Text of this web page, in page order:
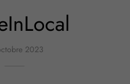
2023